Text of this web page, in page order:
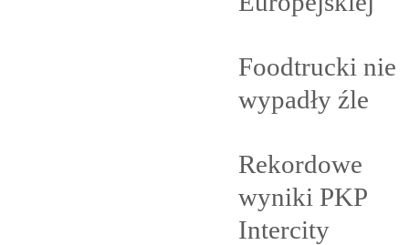
Foodtrucki nie
wypadły źle
Rekordowe
wyniki PKP
Intercity